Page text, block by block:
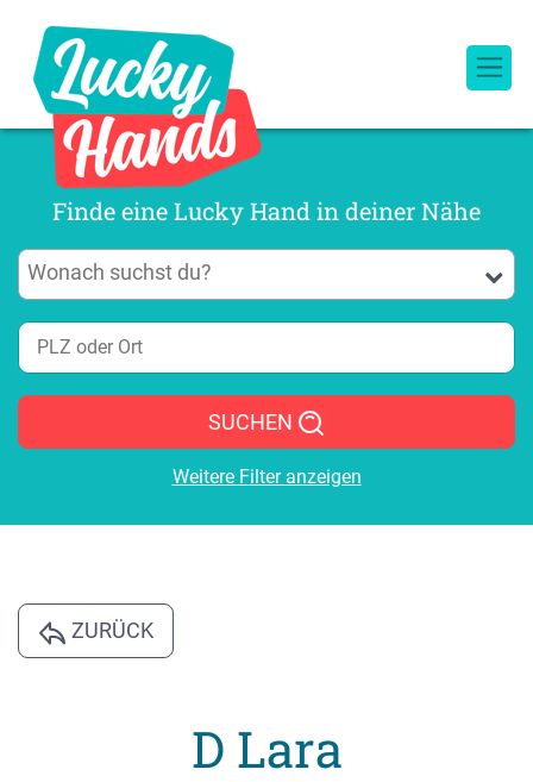
Finde eine Lucky Hand in deiner Nähe
SUCHEN
Weitere Filter anzeigen
ZURÜCK
D Lara